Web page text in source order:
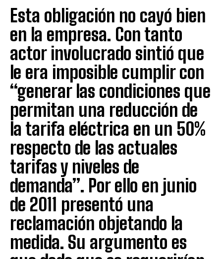
Esta obligación no cayó bien
en la empresa. Con tanto
actor involucrado sintió que
le era imposible cumplir con
“generar las condiciones que
permitan una reducción de
la tarifa eléctrica en un 50%
respecto de las actuales
tarifas y niveles de
demanda”. Por ello en junio
de 2011 presentó una
reclamación objetando la
medida. Su argumento es